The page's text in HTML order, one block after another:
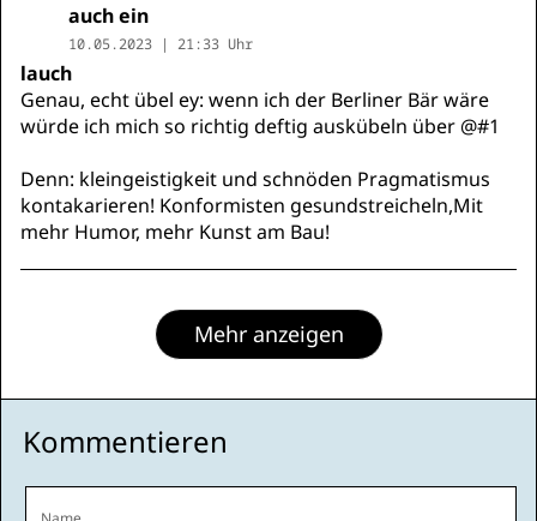
auch ein
10.05.2023 | 21:33 Uhr
lauch
Genau, echt übel ey: wenn ich der Berliner Bär wäre
würde ich mich so richtig deftig auskübeln über @#1
Denn: kleingeistigkeit und schnöden Pragmatismus
kontakarieren! Konformisten gesundstreicheln,Mit
mehr Humor, mehr Kunst am Bau!
Mehr anzeigen
Kommentieren